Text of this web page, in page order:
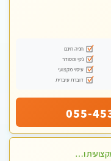
חניה חינם
נקי ומסודר
עיסוי מקצועי
דוברת עיברית
055-
מעסה איכותית מקצועית ומפנקת מאוד פרטי מומלץ בחום